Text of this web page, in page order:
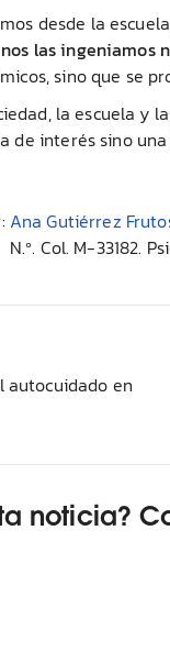
desde la
las
sino que se
la escuela y
de interés sino
Ana Gutiérrez
N.º. Col. M-33182.
autocuidado en
noticia?